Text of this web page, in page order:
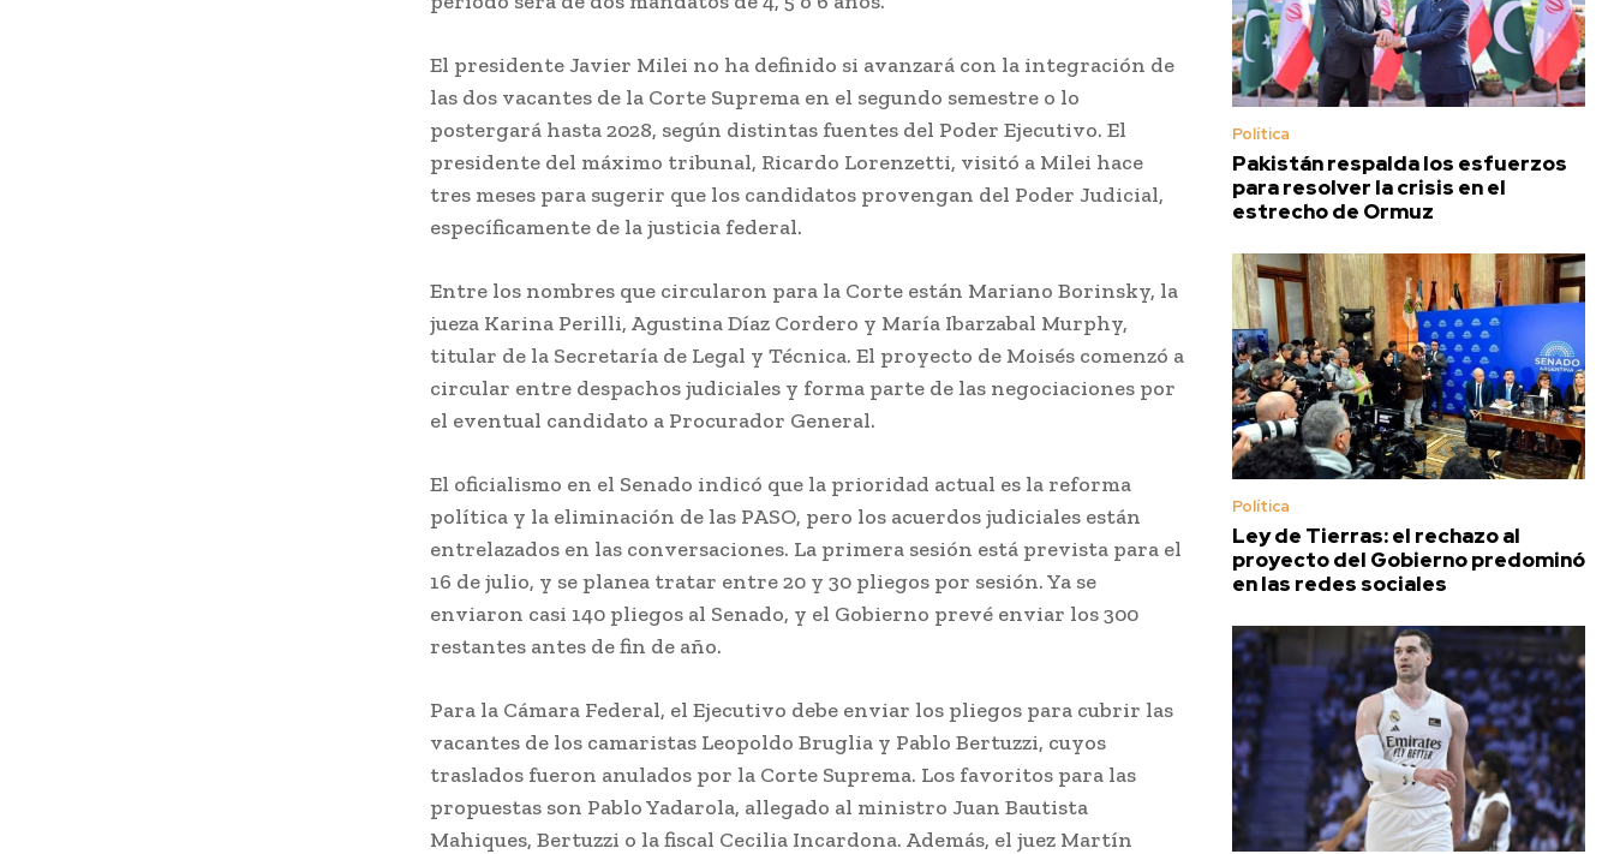
El presidente Javier Milei no ha definido si avanzará con la integración de
las dos vacantes de la Corte Suprema en el segundo semestre o lo
postergará hasta 2028, según distintas fuentes del Poder Ejecutivo. El
presidente del máximo tribunal, Ricardo Lorenzetti, visitó a Milei hace
tres meses para sugerir que los candidatos provengan del Poder Judicial,
específicamente de la justicia federal.
Entre los nombres que circularon para la Corte están Mariano Borinsky, la
jueza Karina Perilli, Agustina Díaz Cordero y María Ibarzabal Murphy,
titular de la Secretaría de Legal y Técnica. El proyecto de Moisés comenzó a
circular entre despachos judiciales y forma parte de las negociaciones por
el eventual candidato a Procurador General.
El oficialismo en el Senado indicó que la prioridad actual es la reforma
política y la eliminación de las PASO, pero los acuerdos judiciales están
entrelazados en las conversaciones. La primera sesión está prevista para el
16 de julio, y se planea tratar entre 20 y 30 pliegos por sesión. Ya se
enviaron casi 140 pliegos al Senado, y el Gobierno prevé enviar los 300
restantes antes de fin de año.
Para la Cámara Federal, el Ejecutivo debe enviar los pliegos para cubrir las
vacantes de los camaristas Leopoldo Bruglia y Pablo Bertuzzi, cuyos
traslados fueron anulados por la Corte Suprema. Los favoritos para las
propuestas son Pablo Yadarola, allegado al ministro Juan Bautista
Mahiques, Bertuzzi o la fiscal Cecilia Incardona. Además, el juez Martín
Política
Pakistán respalda los esfuerzos
para resolver la crisis en el
estrecho de Ormuz
Política
Ley de Tierras: el rechazo al
proyecto del Gobierno predominó
en las redes sociales